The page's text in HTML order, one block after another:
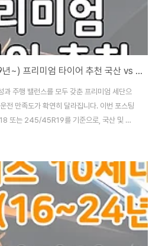
아우디 A6 8세대 C8(19년~) 프리미엄 타이어 추천 국산 vs 수입 비교
주행 밸런스를 모두 갖춘 프리미엄 세단으
전 만족도가 확연히 달라집니다. 이번 포스팅
또는 245/45R19를 기준으로, 국산 및 수
도가 높은 모델 6종을 추천합니다. 승차감과
구성을 정리했습니다. 프리미엄 세단에 어울
다.아우디 A6, 그중에서도 2019년 이후 출시
정에서도 밸런스가 정말 좋은 차입니다. 실
일차 특유의 묵직한 주행감까지 다 갖췄다고